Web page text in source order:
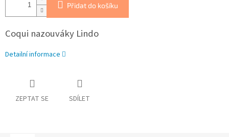
Přidat do košíku
Coqui nazouváky Lindo
Detailní informace
ZEPTAT SE SDÍLET